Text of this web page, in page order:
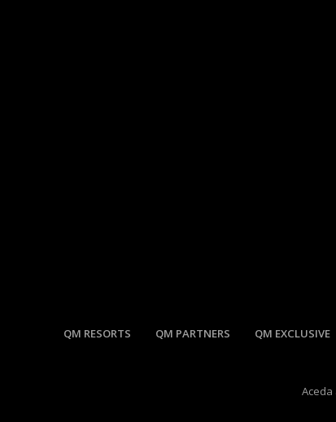
QM RESORTS QM PARTNERS QM EXCLUSIVE
Aceda